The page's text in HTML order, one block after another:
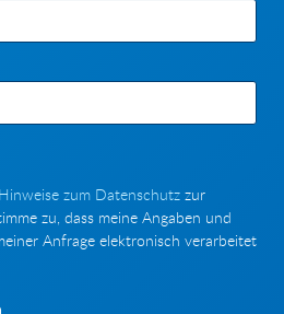
zum Datenschutzzur
zu, dass meine Angaben und
Anfrage elektronisch verarbeitet